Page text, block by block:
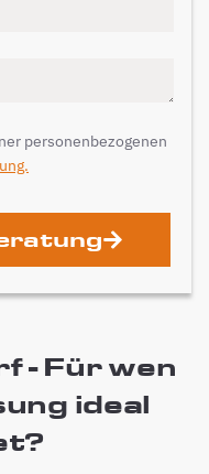
personenbezogenen
- Für wen
ideal